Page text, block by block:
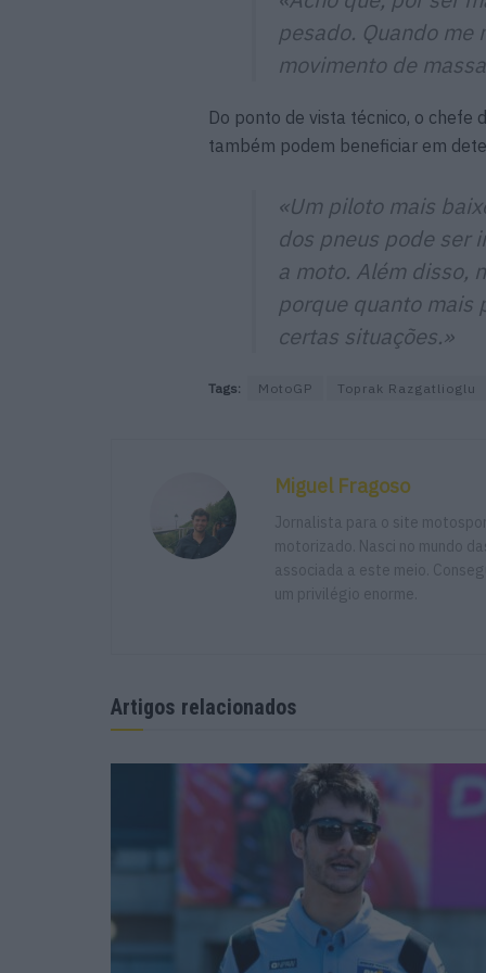
pesado. Quando me
movimento de
Do ponto de vista técnico, o chefe
também podem beneficiar em
«Um piloto mais
dos pneus pode ser
a moto. Além disso,
porque quanto mais
certas situações.»
Tags: MotoGP Toprak Razgatlioglu
Miguel Fragoso
Jornalista para o site
motorizado. Nasci no mundo
associada a este meio.
um privilégio enorme.
Artigos relacionados